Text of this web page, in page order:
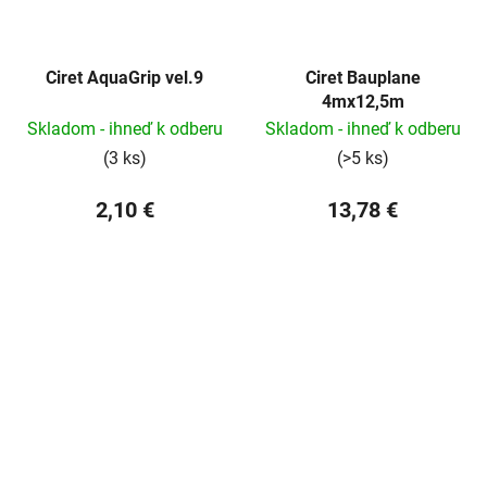
Ciret AquaGrip vel.9
Skladom - ihneď k odberu
(3 ks)
2,10 €
Ciret Bauplane
4mx12,5m
Skladom - ihneď k odberu
(>5 ks)
13,78 €